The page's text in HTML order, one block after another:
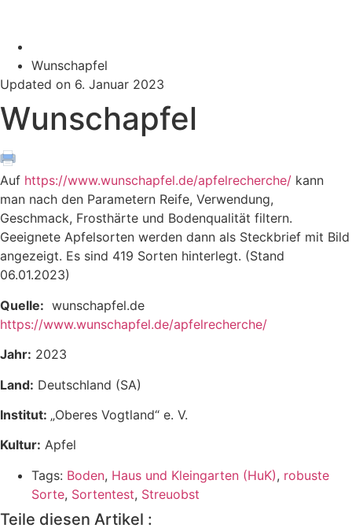
Wunschapfel
Updated on 6. Januar 2023
Wunschapfel
Auf https://www.wunschapfel.de/apfelrecherche/ kann
man nach den Parametern Reife, Verwendung,
Geschmack, Frosthärte und Bodenqualität filtern.
Geeignete Apfelsorten werden dann als Steckbrief mit Bild
angezeigt. Es sind 419 Sorten hinterlegt. (Stand
06.01.2023)
Quelle: wunschapfel.de
https://www.wunschapfel.de/apfelrecherche/
Jahr: 2023
Land: Deutschland (SA)
Institut: „Oberes Vogtland“ e. V.
Kultur: Apfel
Tags: Boden, Haus und Kleingarten (HuK), robuste
Sorte, Sortentest, Streuobst
Teile diesen Artikel :